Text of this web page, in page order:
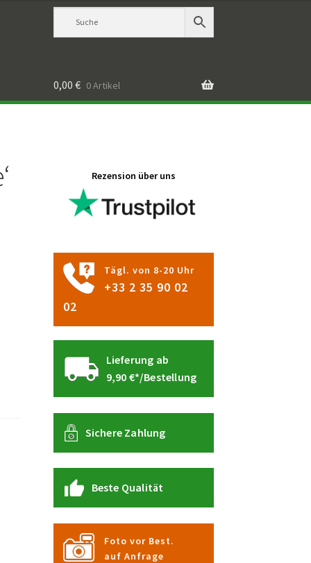
0,00 € 0 Artikel
Rezension über uns
Tägl. von 8-20 Uhr
+33 2 35 90 02
02
Lieferung ab
9,90 €*/Bestellung
Sichere Zahlung
Beste Qualität
Foto vor Best.
auf Anfrage